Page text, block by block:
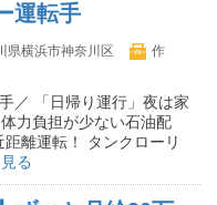
運転手
県横浜市神奈川区
作
／ 「日帰り運行」夜は家
力負担が少ない石油配
離運転！ タンクローリ
る